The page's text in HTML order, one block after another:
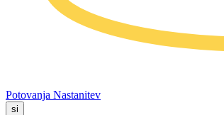
Potovanja Nastanitev
si